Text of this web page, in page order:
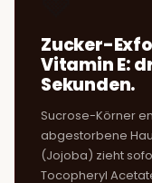
Zucker-
Vitamin E:
Sekunden.
Sucrose-Körner
abgestorbene
(Jojoba) zieht
Tocopheryl